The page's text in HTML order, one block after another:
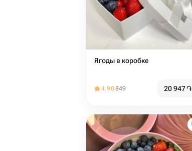
Ягоды в коробке
4.90849 20 947֏